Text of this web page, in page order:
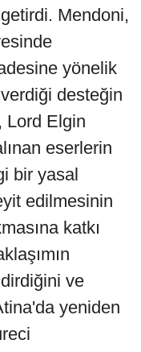
Mendoni,
yönelik
desteğin
Lord Elgin
eserlerin
bir yasal
edilmesinin
katkı
ve
yeniden